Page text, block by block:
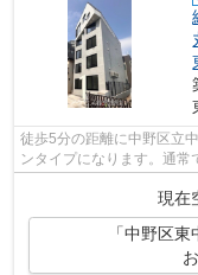
徒歩5分の距離に中野区立
ンタイプになります。通
物件です。中野区エリアと
現在
「中野区